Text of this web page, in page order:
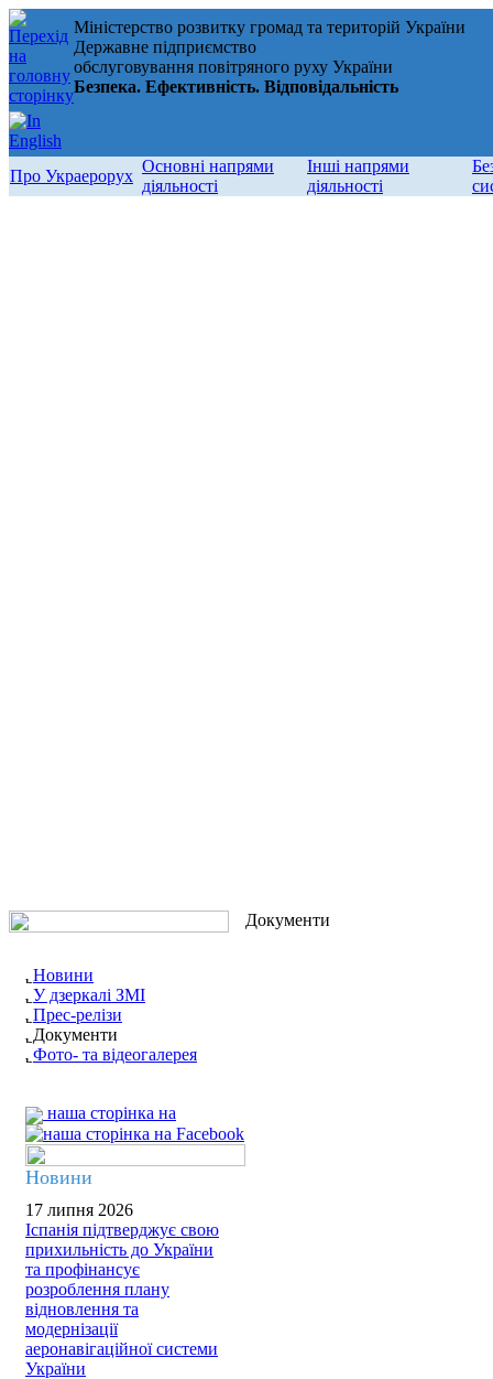
Міністерство розвитку громад та територій України
Державне підприємство
обслуговування повітряного руху України
Безпека. Ефективність. Відповідальність
Про Украерорух
Основні напрями
діяльності
Інші напрями
діяльності
Новини
У дзеркалі ЗМІ
Прес-релізи
Документи
Фото- та відеогалерея
наша сторінка на
Новини
17 липня 2026
Іспанія підтверджує свою
прихильність до України
та профінансує
розроблення плану
відновлення та
модернізації
аеронавігаційної системи
України
Документи